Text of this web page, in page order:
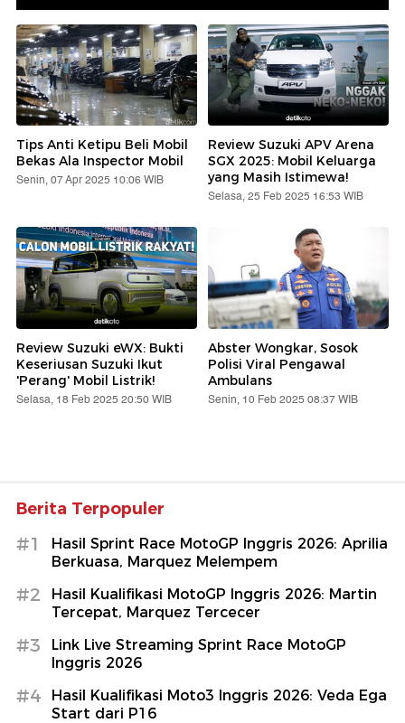
Tips Anti Ketipu Beli Mobil
Bekas Ala Inspector Mobil
Senin, 07 Apr 2025 10:06 WIB
Review Suzuki APV Arena
SGX 2025: Mobil Keluarga
yang Masih Istimewa!
Selasa, 25 Feb 2025 16:53 WIB
Review Suzuki eWX: Bukti
Keseriusan Suzuki Ikut
'Perang' Mobil Listrik!
Selasa, 18 Feb 2025 20:50 WIB
Abster Wongkar, Sosok
Polisi Viral Pengawal
Ambulans
Senin, 10 Feb 2025 08:37 WIB
Berita Terpopuler
#1
Hasil Sprint Race MotoGP Inggris 2026: Aprilia
Berkuasa, Marquez Melempem
#2
Hasil Kualifikasi MotoGP Inggris 2026: Martin
Tercepat, Marquez Tercecer
#3
Link Live Streaming Sprint Race MotoGP
Inggris 2026
#4
Hasil Kualifikasi Moto3 Inggris 2026: Veda Ega
Start dari P16